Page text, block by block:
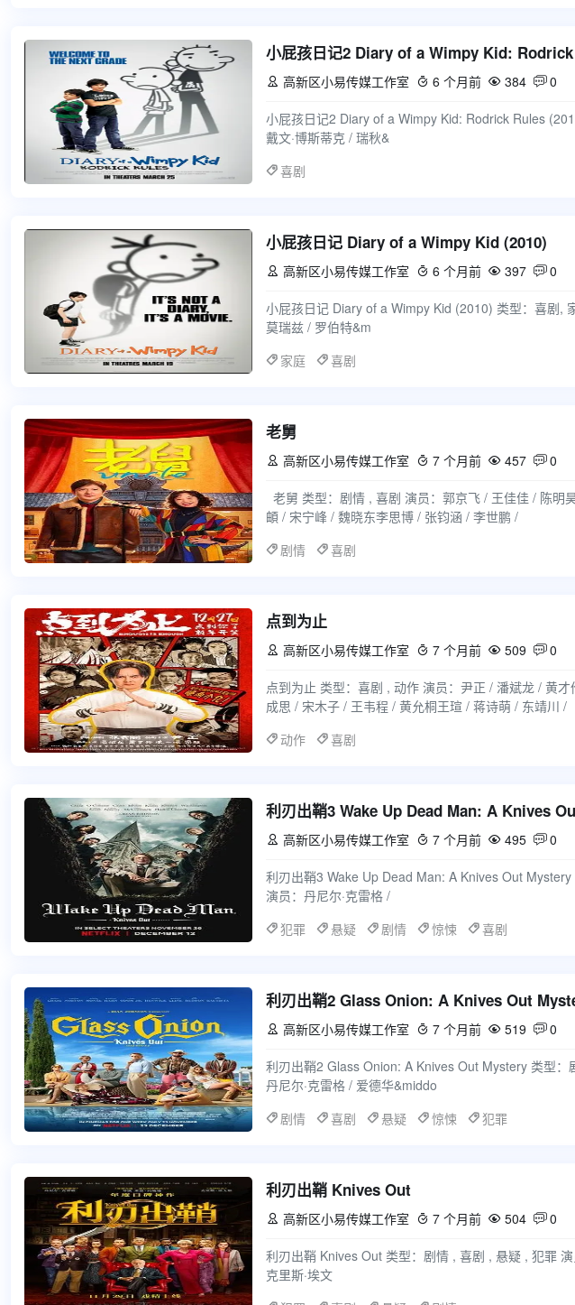
小屁孩日记2 Diary of a Wimpy Kid:
 高新区小易传媒工作室  6 个月前  384  0
小屁孩日记2 Diary of a Wimpy Kid: Rodrick Rules
戴文·博斯蒂克 / 瑞秋&
喜剧
小屁孩日记 Diary of a Wimpy Kid (2010)
 高新区小易传媒工作室  6 个月前  397  0
小屁孩日记 Diary of a Wimpy Kid (2010) 类型：喜剧,
莫瑞兹 / 罗伯特&m
家庭
喜剧
老舅
 高新区小易传媒工作室  7 个月前  457  0
頔 / 宋宁峰 / 魏晓东李思博 / 张钧涵 / 李世鹏 /
剧情
喜剧
点到为止
 高新区小易传媒工作室  7 个月前  509  0
点到为止 类型：喜剧 , 动作 演员：尹正 / 潘斌龙 / 黄
成思 / 宋木子 / 王韦程 / 黄允桐王瑄 / 蒋诗萌 / 东靖川 /
动作
喜剧
利刃出鞘3 Wake Up Dead Man: A Knives
 高新区小易传媒工作室  7 个月前  495  0
利刃出鞘3 Wake Up Dead Man: A Knives Out
演员：丹尼尔·克雷格 /
犯罪
悬疑 剧情 惊悚 喜剧
利刃出鞘2 Glass Onion: A Knives Out
 高新区小易传媒工作室  7 个月前  519  0
利刃出鞘2 Glass Onion: A Knives Out Mystery 类型：
丹尼尔·克雷格 / 爱德华&middo
剧情
喜剧 悬疑 惊悚 犯罪
利刃出鞘 Knives Out
 高新区小易传媒工作室  7 个月前  504  0
利刃出鞘 Knives Out 类型：剧情 , 喜剧 , 悬疑 , 犯罪 演
克里斯·埃文